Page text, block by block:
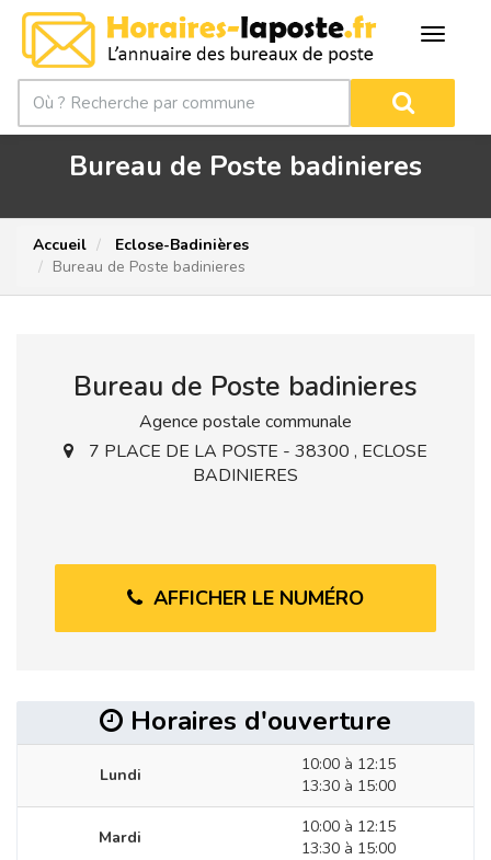
Bureau de Poste badinieres
Accueil
Eclose-Badinières
Bureau de Poste badinieres
Bureau de Poste badinieres
Agence postale communale
7 PLACE DE LA POSTE - 38300 , ECLOSE
BADINIERES
AFFICHER LE NUMÉRO
Horaires d'ouverture
Lundi
10:00 à 12:15
13:30 à 15:00
Mardi
10:00 à 12:15
13:30 à 15:00